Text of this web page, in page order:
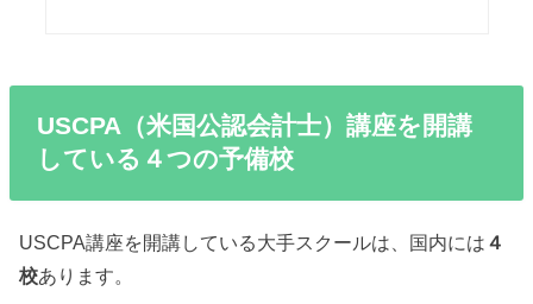
USCPA（米国公認会計士）講座を開講
している４つの予備校
USCPA講座を開講している大手スクールは、国内には ４
校あります。